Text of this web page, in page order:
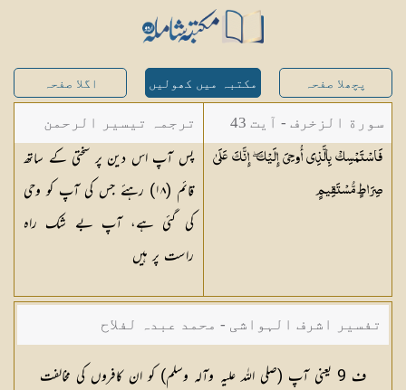
پچھلا صفحہ مکتبہ میں کھولیں اگلا صفحہ
سورة الزخرف - آیت 43
فَاسْتَمْسِكْ بِالَّذِي أُوحِيَ إِلَيْكَ ۖ إِنَّكَ عَلَىٰ
صِرَاطٍمُّسْتَقِيمٍ
ترجمہ تیسیر الرحمن
لبیان القرآن - محمد
لقمان سلفی
پس آپ اس دین پر سختی کے ساتھ
قائم (١٨) رہئے جس کی آپ کو وحی
کی گئی ہے، آپ بے شک راہ
راست پر ہیں
تفسیر اشرف الہواشی - محمد عبدہ لفلاح
ف 9 یعنی آپ (صلی اللہ علیہ وآلہ وسلم) کو ان کافروں کی مخالفت